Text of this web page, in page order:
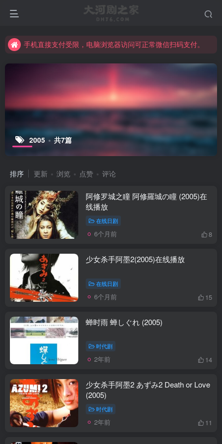
手机直接支付受限，电脑浏览器访问可正常微信扫码支付。
手机直接支付受限，电脑浏览器访问可正常微信扫码支付。
完整大河剧资源点击这里获取。
2005 共7篇
排序 更新 浏览 点赞 评论
阿修罗城之瞳 阿修羅城の瞳 (2005)在
线播放
在线日剧
6个月前 8
少女杀手阿墨2(2005)在线播放
在线日剧
6个月前 15
蝉时雨 蝉しぐれ (2005)
时代剧
2年前 14
少女杀手阿墨2 あずみ2 Death or Love
(2005)
时代剧
2年前 11